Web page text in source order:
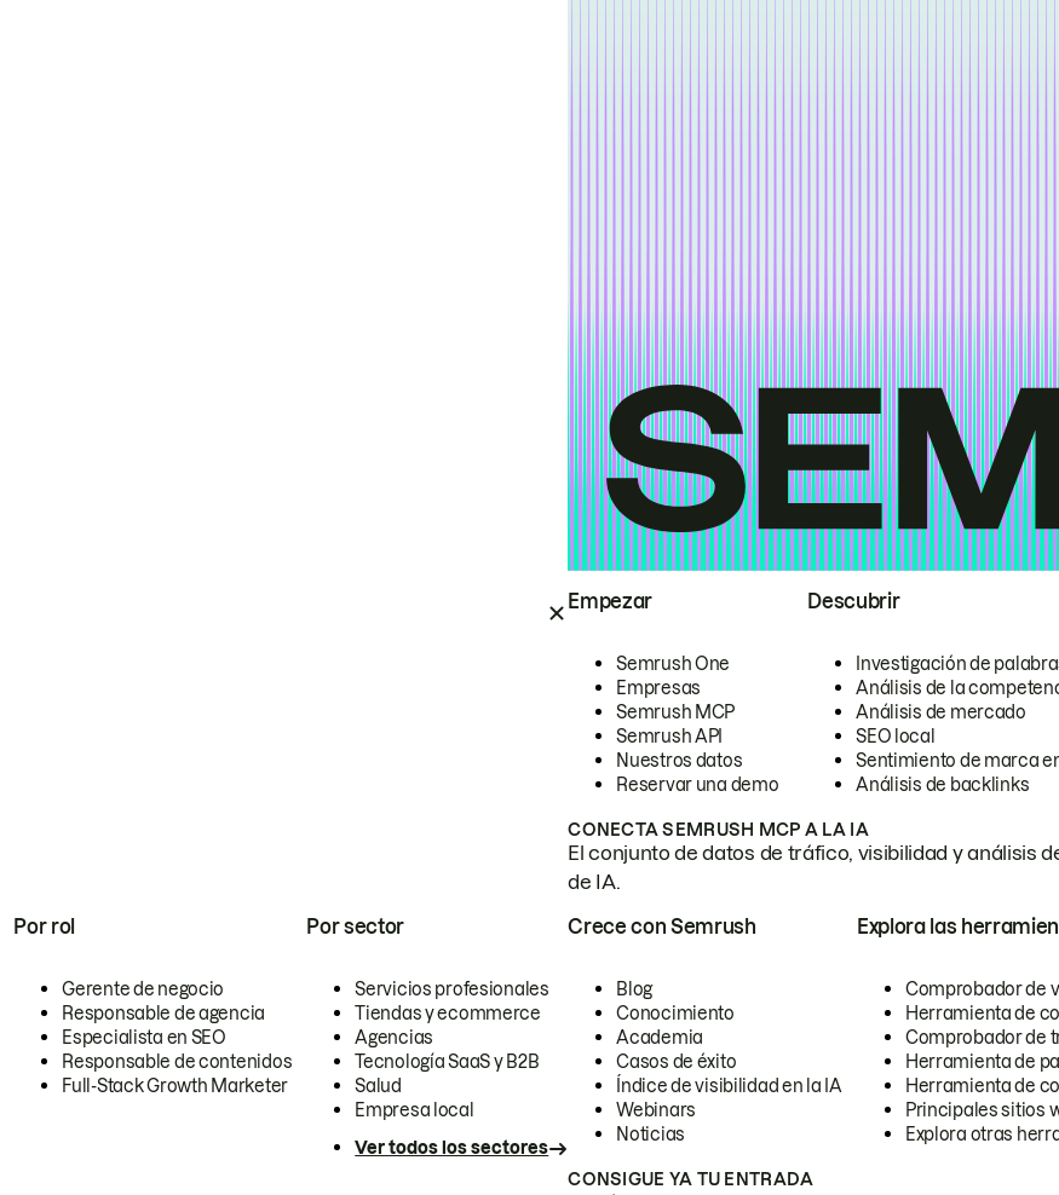
Empezar
Semrush One
Empresas
Semrush MCP
Semrush API
Nuestros datos
Reservar una demo
Descubrir
Investigación de
Análisis de la
Análisis de mercado
SEO local
Sentimiento de marca
Análisis de backlinks
CONECTA SEMRUSH MCP A LA IA
El conjunto de datos de tráfico, visibilidad y análisis
de IA.
Por rol
Gerente de negocio
Responsable de agencia
Especialista en SEO
Responsable de contenidos
Full-Stack Growth Marketer
Por sector
Servicios profesionales
Tiendas y ecommerce
Agencias
Tecnología SaaS y B2B
Salud
Empresa local
Ver todos los sectores
Crece con Semrush
Blog
Conocimiento
Academia
Casos de éxito
Índice de visibilidad en la IA
Webinars
Noticias
Explora las
Comprobador de
Herramienta de
Comprobador de
Herramienta de
Herramienta de
Principales sitios
Explora otras
CONSIGUE YA TU ENTRADA